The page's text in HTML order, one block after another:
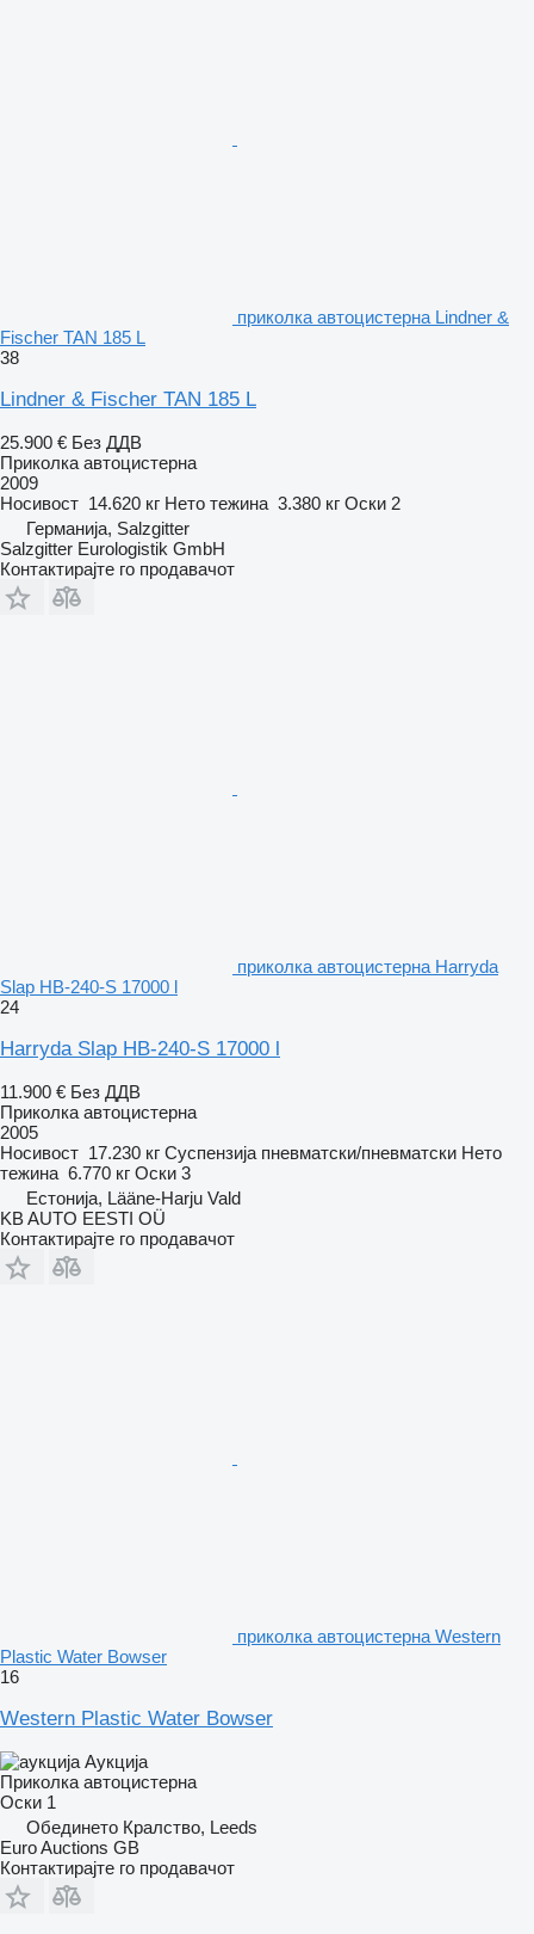
приколка автоцистерна Lindner &
Fischer TAN 185 L
38
Lindner & Fischer TAN 185 L
25.900 € Без ДДВ
Приколка автоцистерна
2009
Носивост 14.620 кг Нето тежина 3.380 кг Оски 2
Германија, Salzgitter
Salzgitter Eurologistik GmbH
Контактирајте го продавачот
приколка автоцистерна Harryda
Slap HB-240-S 17000 l
24
Harryda Slap HB-240-S 17000 l
11.900 € Без ДДВ
Приколка автоцистерна
2005
Носивост 17.230 кг Суспензија пневматски/пневматски Нето
тежина 6.770 кг Оски 3
Естонија, Lääne-Harju Vald
KB AUTO EESTI OÜ
Контактирајте го продавачот
приколка автоцистерна Western
Plastic Water Bowser
16
Western Plastic Water Bowser
Аукција
Приколка автоцистерна
Оски 1
Обединето Кралство, Leeds
Euro Auctions GB
Контактирајте го продавачот